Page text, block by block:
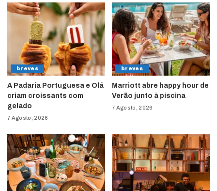
breves
A Padaria Portuguesa e Olá
criam croissants com
gelado
7 Agosto, 2026
breves
Marriott abre happy hour de
Verão junto à piscina
7 Agosto, 2026